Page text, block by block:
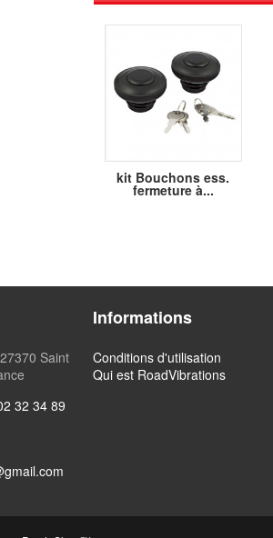
kit Bouchons ess.
fermeture à...
Saint
32 34 89
Informations
Conditions d'utilisation
Qui est RoadVibrations